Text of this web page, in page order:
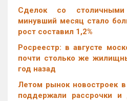
Cделок со
минувший месяц стало
рост составил 1,2%
Росреестр: в августе
почти столько же
год назад
Летом рынок новостроек
поддержали рассрочки